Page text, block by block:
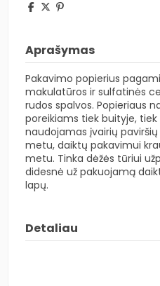
Aprašymas
Pakavimo popierius
makulatūros ir sulfatinės
rudos spalvos. Popieriaus
poreikiams tiek buityje,
naudojamas įvairių
metu, daiktų pakavimui
metu. Tinka dėžės tūriui
didesnė už pakuojamą
lapų.
Detaliau